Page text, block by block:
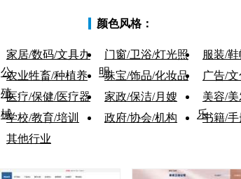
颜色风格：
家居/数码/文具办
公
门窗/卫浴/灯光照
明
服装/
农业牲畜/种植养
殖
珠宝/饰品/化妆品 广告/
医疗/保健/医疗器
械
家政/保洁/月嫂
美容/
乐
学校/教育/培训 政府/协会/机构 书籍/
其他行业